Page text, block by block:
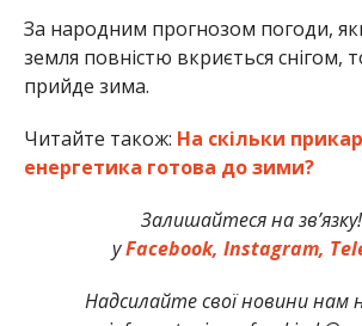
За народним прогнозом погоди,
земля повністю вкриється снігом,
прийде зима.
Читайте також: На скільки
енергетика готова до зими?
Залишайтеся на
уFacebook, Instagram,
Надсилайте свої новини нам